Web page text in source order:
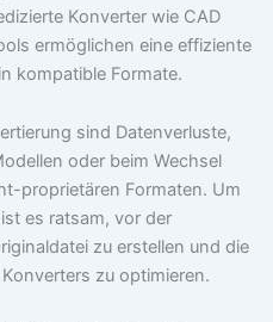
Konverter wie CAD
ermöglichen eine effiziente
kompatible Formate.
sind Datenverluste,
oder beim Wechsel
proprietären Formaten. Um
es ratsam, vor der
zu erstellen und die
zu optimieren.